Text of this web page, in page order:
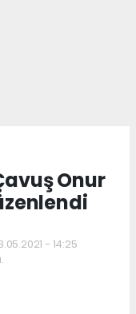
Onur
- 14:25